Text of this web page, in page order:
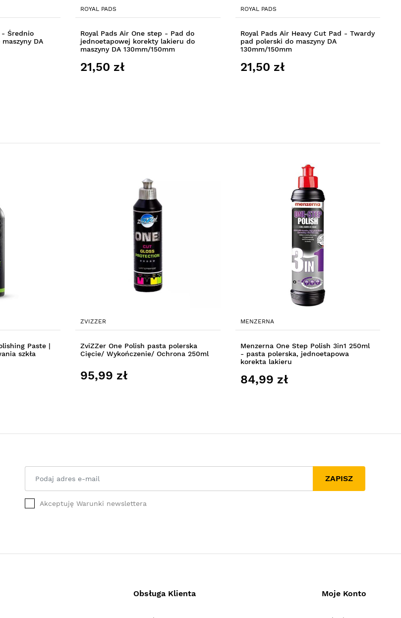
- Średnio
DA
ROYAL PADS
Royal Pads Air One step - Pad do
jednoetapowej korekty lakieru do
maszyny DA 130mm/150mm
21,50 zł
ROYAL PADS
Royal Pads Air Heavy Cut Pad - Twardy
pad polerski do maszyny DA
130mm/150mm
21,50 zł
Paste |
szkła
ZVIZZER
ZviZZer One Polish pasta polerska
Cięcie/ Wykończenie/ Ochrona 250ml
95,99 zł
MENZERNA
Menzerna One Step Polish 3in1 250ml
- pasta polerska, jednoetapowa
korekta lakieru
84,99 zł
ZAPISZ
Akceptuję Warunki newslettera
Obsługa Klienta Moje Konto